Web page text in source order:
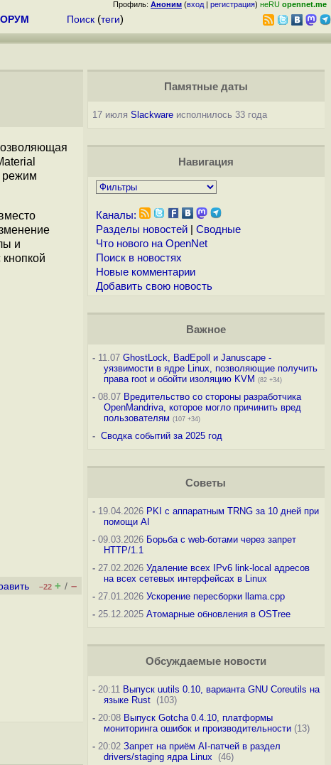
Профиль: Аноним (вход | регистрация) неRU opennet.me
Поиск (теги)
режим
и
–22 + / –
Памятные даты
17 июля Slackwareисполнилось 33 года
Навигация
Каналы:
Разделы новостей| Сводные
Что нового на OpenNet
Поиск в новостях
Новые комментарии
Добавить свою новость
Важное
-11.07 GhostLock, BadEpoll и Januscape -
уязвимости в ядре Linux, позволяющие получить
права root и обойти изоляцию KVM (82 +34)
-08.07 Вредительство со стороны разработчика
OpenMandriva, которое могло причинить вред
пользователям (107 +34)
- Сводка событий за 2025 год
Советы
-19.04.2026 PKI с аппаратным TRNG за 10 дней при
помощи AI
-09.03.2026 Борьба с web-ботами через запрет
HTTP/1.1
-27.02.2026 Удаление всех IPv6 link-local адресов
на всех сетевых интерфейсах в Linux
-27.01.2026 Ускорение пересборки llama.cpp
-25.12.2025 Атомарные обновления в OSTree
Обсуждаемые новости
-20:11 Выпуск uutils 0.10, варианта GNU Coreutils на
языке Rust (103)
-20:08 Выпуск Gotcha 0.4.10, платформы
мониторинга ошибок и производительности(13)
-20:02 Запрет на приём AI-патчей в раздел
drivers/staging ядра Linux
(46)